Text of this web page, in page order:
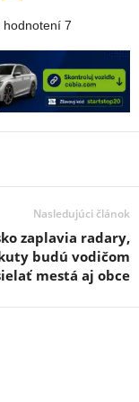
7
Nasledujúci článok
zaplavia radary,
budú vodičom
mestá aj obce